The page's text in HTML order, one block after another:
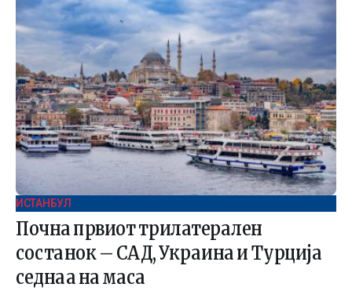
ИСТАНБУЛ
Почна првиот трилатерален
состанок – САД, Украина и Турција
седнаа на маса